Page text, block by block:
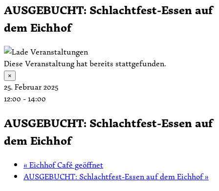
AUSGEBUCHT: Schlachtfest-Essen auf
dem Eichhof
Diese Veranstaltung hat bereits stattgefunden.
×
25. Februar 2025
12:00 -14:00
AUSGEBUCHT: Schlachtfest-Essen auf
dem Eichhof
« Eichhof Café geöffnet
AUSGEBUCHT: Schlachtfest-Essen auf dem Eichhof»